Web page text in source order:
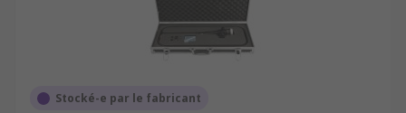
Stocké-e par le fabricant